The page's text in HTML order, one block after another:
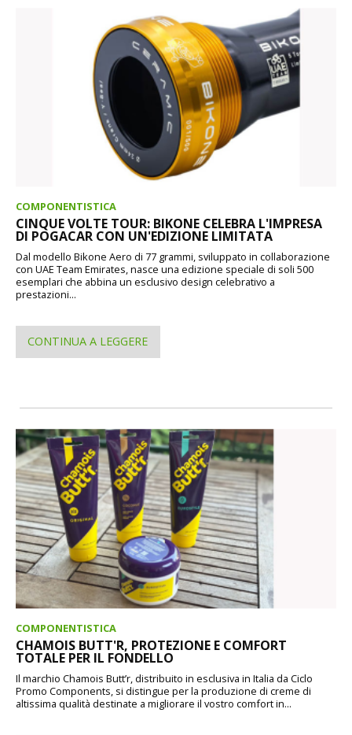
COMPONENTISTICA
CINQUE VOLTE TOUR: BIKONE CELEBRA L'IMPRESA
DI POGACAR CON UN'EDIZIONE LIMITATA
Dal modello Bikone Aero di 77 grammi, sviluppato in collaborazione
con UAE Team Emirates, nasce una edizione speciale di soli 500
esemplari che abbina un esclusivo design celebrativo a
prestazioni...
CONTINUA A LEGGERE
COMPONENTISTICA
CHAMOIS BUTT'R, PROTEZIONE E COMFORT
TOTALE PER IL FONDELLO
Il marchio Chamois Butt’r, distribuito in esclusiva in Italia da Ciclo
Promo Components, si distingue per la produzione di creme di
altissima qualità destinate a migliorare il vostro comfort in...